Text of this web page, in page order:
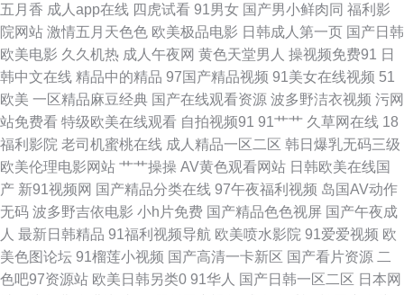
蕉 亚洲福利视频91 福利社蜜臀 五月天福利導航 www91视频大全 探花唐先
生 欧美亚洲另类专区 91国产丝袜射精 老司伊人 91国产视在线观看 美女喷水
自慰网址 91伦理 久久涩激情 91WWW黄站免费 国产自产23区 91成人一级
片 激情网快播 1024精品免费视频 国产熟女久久精品 91福利视频导航网 老
牛福利导航 91视频网新网站 婷婷蜜桃久久伊人 国产福利白浆AV 香蕉伊人av
国产激情精品在线 自拍av三级网 国产精品久婷 一本道夜夜干 东京热九九精
五月香 成人app在线 四虎试看 91男女 国产男小鲜肉同 福利影
院网站 激情五月天色色 欧美极品电影 日韩成人第一页 国产日韩
欧美电影 久久机热 成人午夜网 黄色天堂男人 操视频免费91 日
韩中文在线 精品中的精品 97国产精品视频 91美女在线视频 51
欧美 一区精品麻豆经典 国产在线观看资源 波多野洁衣视频 污网
站免费看 特级欧美在线观看 自拍视频91 91艹艹 久草网在线 18
福利影院 老司机蜜桃在线 成人精品一区二区 韩日爆乳无码三级
欧美伦理电影网站 艹艹操操 AV黄色观看网站 日韩欧美在线国
产 新91视频网 国产精品分类在线 97午夜福利视频 岛国AV动作
无码 波多野吉依电影 小h片免费 国产精品色色视屏 国产午夜成
人 最新日韩精品 91福利视频导航 欧美喷水影院 91爱爱视频 欧
美色图论坛 91榴莲小视频 国产高清一卡新区 国产看片资源 二
色吧97资源站 欧美日韩另类0 91华人 国产日韩一区二区 日本网